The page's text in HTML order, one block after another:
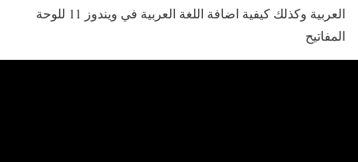
العربية وكذلك كيفية اضافة اللغة العربية في ويندوز 11 للوحة
المفاتيح